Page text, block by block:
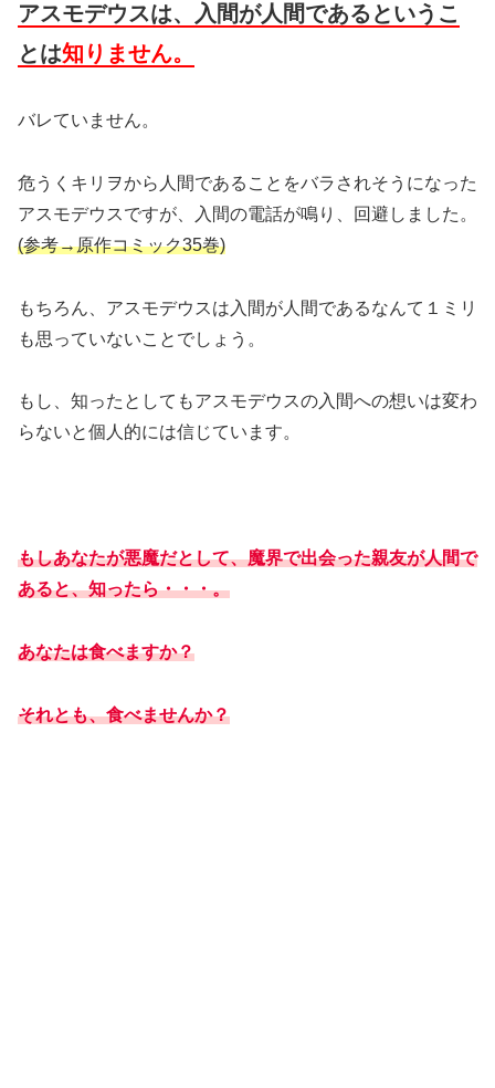
アスモデウスは、入間が人間であるというこ
とは知りません。
バレていません。
危うくキリヲから人間であることをバラされそうになった
アスモデウスですが、入間の電話が鳴り、回避しました。
(参考→原作コミック35巻)
もちろん、アスモデウスは入間が人間であるなんて１ミリ
も思っていないことでしょう。
もし、知ったとしてもアスモデウスの入間への想いは変わ
らないと個人的には信じています。
もしあなたが悪魔だとして、魔界で出会った親友が人間で
あると、知ったら・・・。
あなたは食べますか？
それとも、食べませんか？